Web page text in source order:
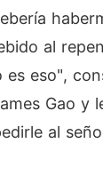
al
eso",
Gao y
al